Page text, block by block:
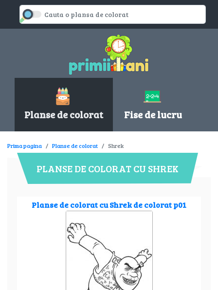
Planse de colorat Fise de lucru
Prima pagina Planse de colorat Shrek
PLANSE DE COLORAT CU SHREK
Planse de colorat cu Shrek de colorat p01